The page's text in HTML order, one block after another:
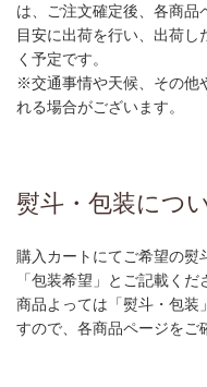
は、ご注文確定後、各商品
目安に出荷を行い、出荷
く予定です。
※交通事情や天候、その他
れる場合がございます。
熨斗・包装につ
購入カートにてご希望の熨
「包装希望」とご記載くだ
商品よっては「熨斗・包装
すので、各商品ページをご